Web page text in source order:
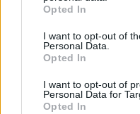
use your data for below
consent section.
Opted In
I want to opt-out of
Personal Data.
Opted In
I want to opt-out of
Personal Data for
Opted In